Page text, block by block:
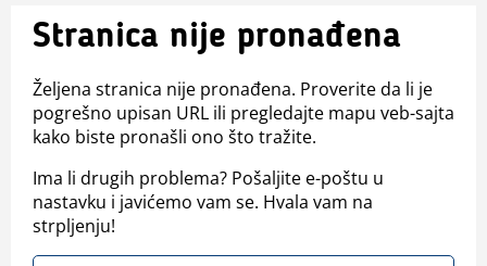
Stranica nije pronađena
Željena stranica nije pronađena. Proverite da li je
pogrešno upisan URL ili pregledajte mapu veb-sajta
kako biste pronašli ono što tražite.
Ima li drugih problema? Pošaljite e-poštu u
nastavku i javićemo vam se. Hvala vam na
strpljenju!